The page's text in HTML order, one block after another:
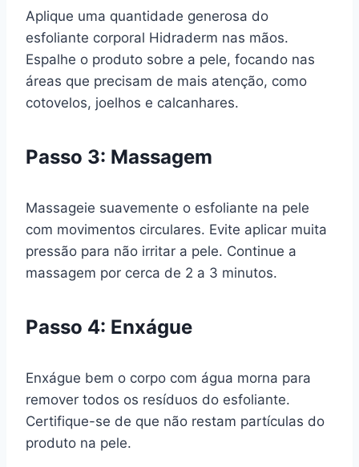
Aplique uma quantidade generosa do
esfoliante corporal Hidraderm nas mãos.
Espalhe o produto sobre a pele, focando nas
áreas que precisam de mais atenção, como
cotovelos, joelhos e calcanhares.
Passo 3: Massagem
Massageie suavemente o esfoliante na pele
com movimentos circulares. Evite aplicar muita
pressão para não irritar a pele. Continue a
massagem por cerca de 2 a 3 minutos.
Passo 4: Enxágue
Enxágue bem o corpo com água morna para
remover todos os resíduos do esfoliante.
Certifique-se de que não restam partículas do
produto na pele.